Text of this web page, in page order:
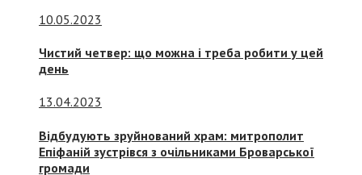
10.05.2023
Чистий четвер: що можна і треба робити у цей
день
13.04.2023
Відбудують зруйнований храм: митрополит
Епіфаній зустрівся з очільниками Броварської
громади